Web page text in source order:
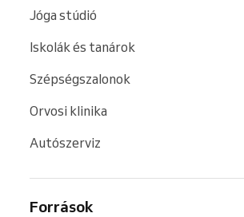
Jóga stúdió
Iskolák és tanárok
Szépségszalonok
Orvosi klinika
Autószerviz
Források